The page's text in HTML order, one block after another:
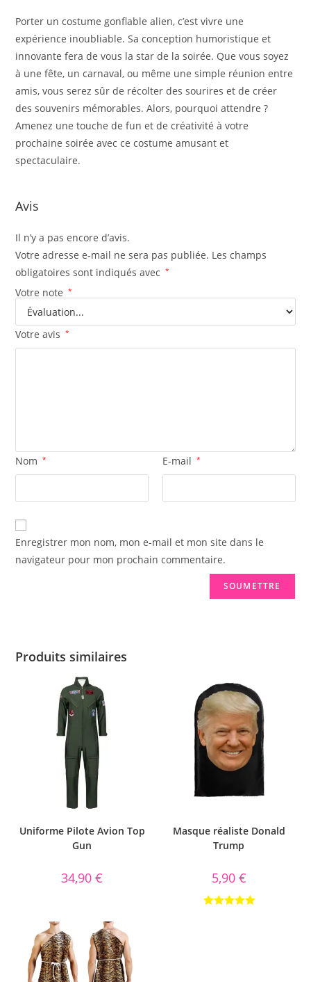
Porter un costume gonflable alien, c’est vivre une
expérience inoubliable. Sa conception humoristique et
innovante fera de vous la star de la soirée. Que vous soyez
à une fête, un carnaval, ou même une simple réunion entre
amis, vous serez sûr de récolter des sourires et de créer
des souvenirs mémorables. Alors, pourquoi attendre ?
Amenez une touche de fun et de créativité à votre
prochaine soirée avec ce costume amusant et
spectaculaire.
Avis
Il n’y a pas encore d’avis.
Votre adresse e-mail ne sera pas publiée. Les champs
obligatoires sont indiqués avec
*
Votre note *
Votre avis *
Nom * E-mail *
Enregistrer mon nom, mon e-mail et mon site dans le
navigateur pour mon prochain commentaire.
Produits similaires
Uniforme Pilote Avion Top
Gun
34,90€
Masque réaliste Donald
Trump
5,90 €